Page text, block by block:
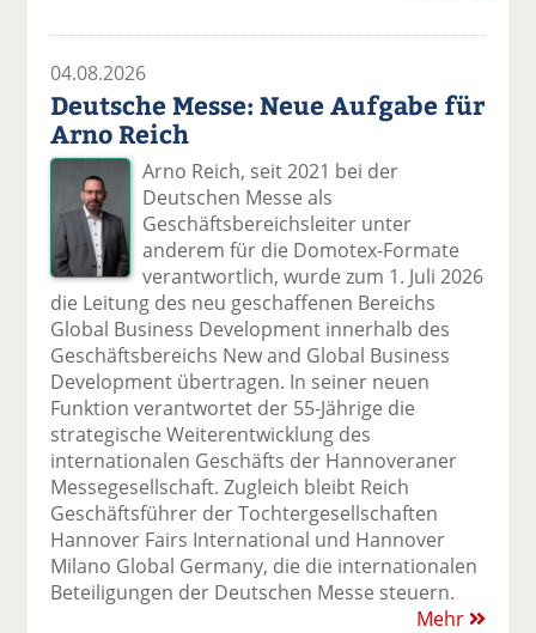
04.08.2026
Deutsche Messe: Neue Aufgabe für
Arno Reich
Arno Reich, seit 2021 bei der
Deutschen Messe als
Geschäftsbereichsleiter unter
anderem für die Domotex-Formate
verantwortlich, wurde zum 1. Juli 2026
die Leitung des neu geschaffenen Bereichs
Global Business Development innerhalb des
Geschäftsbereichs New and Global Business
Development übertragen. In seiner neuen
Funktion verantwortet der 55-Jährige die
strategische Weiterentwicklung des
internationalen Geschäfts der Hannoveraner
Messegesellschaft. Zugleich bleibt Reich
Geschäftsführer der Tochtergesellschaften
Hannover Fairs International und Hannover
Milano Global Germany, die die internationalen
Beteiligungen der Deutschen Messe steuern.
Mehr